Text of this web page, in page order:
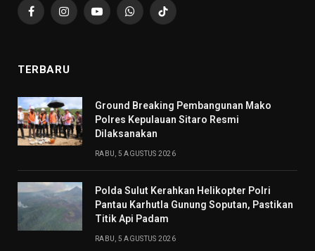
FacebookInstagramYouTubeWhatsAppTikTok
TERBARU
Ground Breaking Pembangunan Mako
Polres Kepulauan Sitaro Resmi
Dilaksanakan
RABU, 5 AGUSTUS 2026
Polda Sulut Kerahkan Helikopter Polri
Pantau Karhutla Gunung Soputan, Pastikan
Titik Api Padam
RABU, 5 AGUSTUS 2026